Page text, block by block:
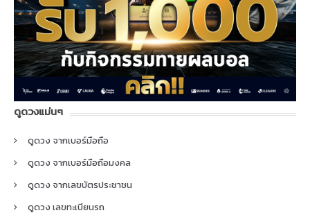
ดูดวงแม่นๆ
ดูดวง จากเบอร์มือถือ
ดูดวง จากเบอร์มือถือมงคล
ดูดวง จากเลขบัตรประชาชน
ดูดวง เลขทะเบียนรถ